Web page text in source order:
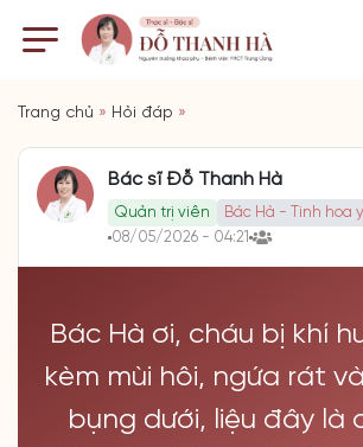
Trang chủ » Hỏi đáp »
Bác sĩ Đỗ Thanh Hà
Quản trị viên
Bác Hà - Tinh hoa
08/05/2026 - 04:21
Bác Hà ơi, cháu bị khí
kèm mùi hôi, ngứa rát
bụng dưới, liệu đây là